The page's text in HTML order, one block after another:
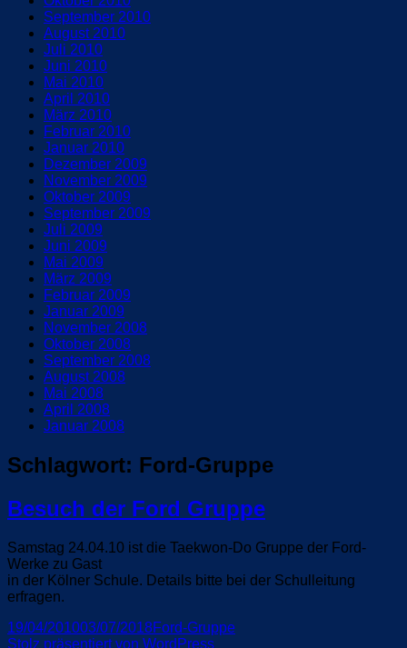
September 2010
August 2010
Juli 2010
Juni 2010
Mai 2010
April 2010
März 2010
Februar 2010
Januar 2010
Dezember 2009
November 2009
Oktober 2009
September 2009
Juli 2009
Juni 2009
Mai 2009
März 2009
Februar 2009
Januar 2009
November 2008
Oktober 2008
September 2008
August 2008
Mai 2008
April 2008
Januar 2008
Schlagwort: Ford-Gruppe
Besuch der Ford Gruppe
Samstag 24.04.10 ist die Taekwon-Do Gruppe der Ford-
Werke zu Gast
in der Kölner Schule. Details bitte bei der Schulleitung
erfragen.
Veröffentlicht
am
19/04/201003/07/2018Schlagwörter
Ford-Gruppe
Stolz präsentiert von WordPress